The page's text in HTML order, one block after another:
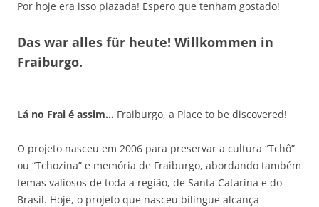
Por hoje era isso piazada! Espero que tenham gostado!
Das war alles für heute! Willkommen in
Fraiburgo.
Lá no Frai é assim… Fraiburgo, a Place to be discovered!
O projeto nasceu em 2006 para preservar a cultura “Tchô”
ou “Tchozina” e memória de Fraiburgo, abordando também
temas valiosos de toda a região, de Santa Catarina e do
Brasil. Hoje, o projeto que nasceu bilingue alcança